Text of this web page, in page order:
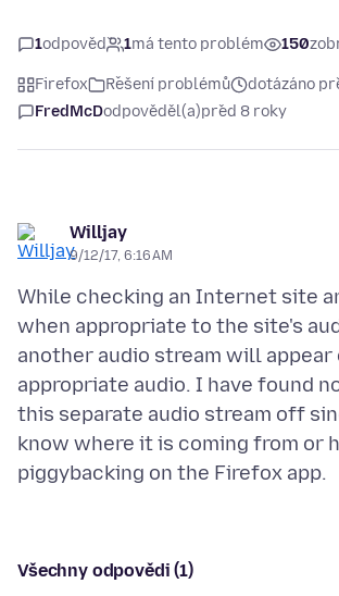
1odpověď 1má tento problém 150
Firefox Řešení problémů
dotázáno
FredMcDodpověděl(a)před 8 roky
Willjay
9/12/17, 6:16 AM
While checking an Internet site
when appropriate to the site's
another audio stream will
appropriate audio. I have found
this separate audio stream off
know where it is coming from or
Všechny odpovědi (1)